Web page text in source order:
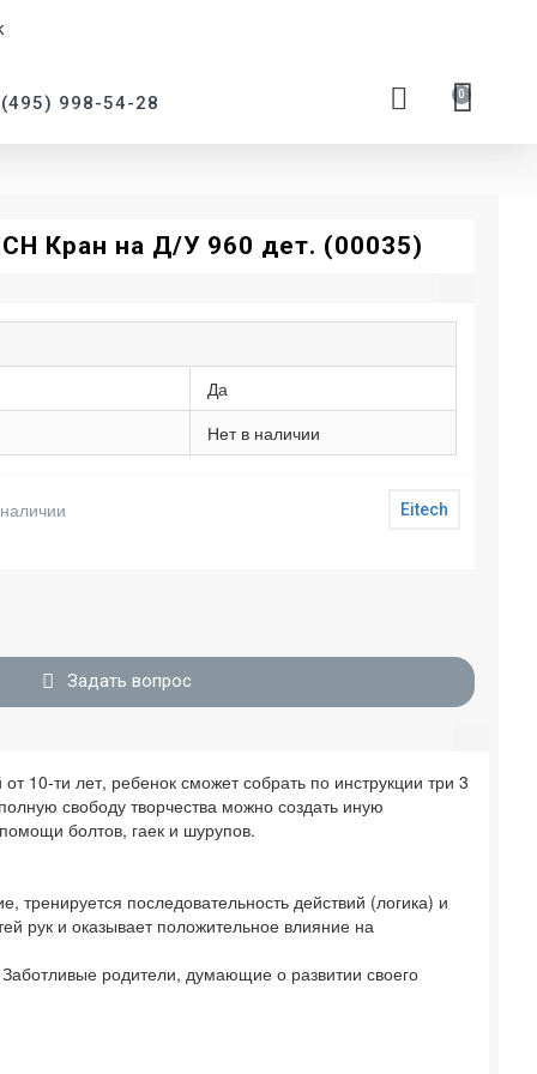
998-54-28 0
Кран на Д/У 960 дет. (00035)
Eitech
Задать вопрос
Да
Нет в наличии
10-ти лет, ребенок сможет собрать по инструкции три 3
свободу творчества можно создать иную
болтов, гаек и шурупов.
последовательность действий (логика) и
рук и оказывает положительное влияние на
родители, думающие о развитии своего